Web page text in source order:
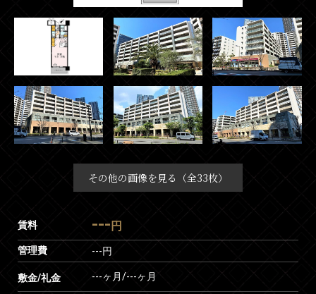
その他の画像を見る（全33枚）
賃料 --- 円
管理費 ---円
敷金/礼金 ---ヶ月/---ヶ月